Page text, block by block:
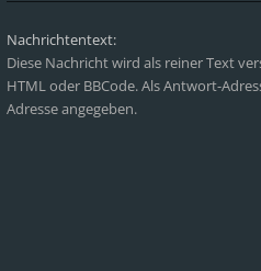
Nachrichtentext:
Diese Nachricht wird als reiner Text
HTML oder BBCode. Als Antwort-
Adresse angegeben.